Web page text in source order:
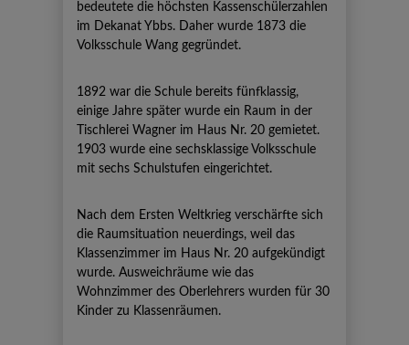
bedeutete die höchsten Kassenschülerzahlen
im Dekanat Ybbs. Daher wurde 1873 die
Volksschule Wang gegründet.
1892 war die Schule bereits fünfklassig,
einige Jahre später wurde ein Raum in der
Tischlerei Wagner im Haus Nr. 20 gemietet.
1903 wurde eine sechsklassige Volksschule
mit sechs Schulstufen eingerichtet.
Nach dem Ersten Weltkrieg verschärfte sich
die Raumsituation neuerdings, weil das
Klassenzimmer im Haus Nr. 20 aufgekündigt
wurde. Ausweichräume wie das
Wohnzimmer des Oberlehrers wurden für 30
Kinder zu Klassenräumen.